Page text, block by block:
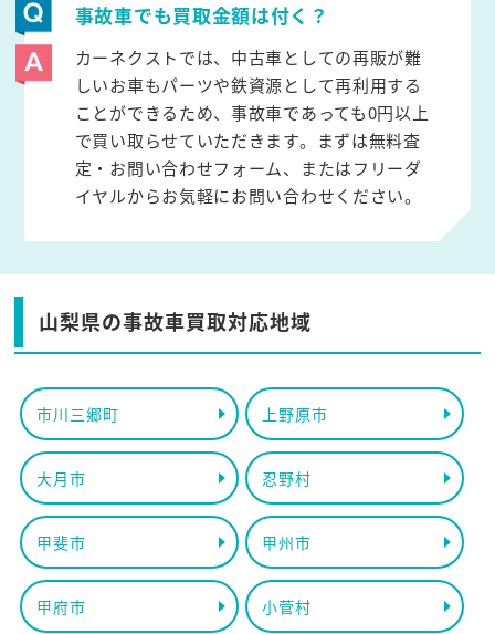
事故車でも買取金額は付く？
カーネクストでは、中古車としての再販が難
しいお車もパーツや鉄資源として再利用する
ことができるため、事故車であっても0円以上
で買い取らせていただきます。まずは無料査
定・お問い合わせフォーム、またはフリーダ
イヤルからお気軽にお問い合わせください。
山梨県の事故車買取対応地域
市川三郷町 上野原市
大月市 忍野村
甲斐市 甲州市
甲府市 小菅村